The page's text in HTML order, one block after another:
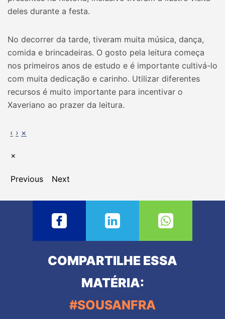
deles durante a festa.
No decorrer da tarde, tiveram muita música, dança,
comida e brincadeiras. O gosto pela leitura começa
nos primeiros anos de estudo e é importante cultivá-lo
com muita dedicação e carinho. Utilizar diferentes
recursos é muito importante para incentivar o
Xaveriano ao prazer da leitura.
‹ › ×
×
Previous Next
COMPARTILHE ESSA
MATÉRIA:
#SOUSANFRA